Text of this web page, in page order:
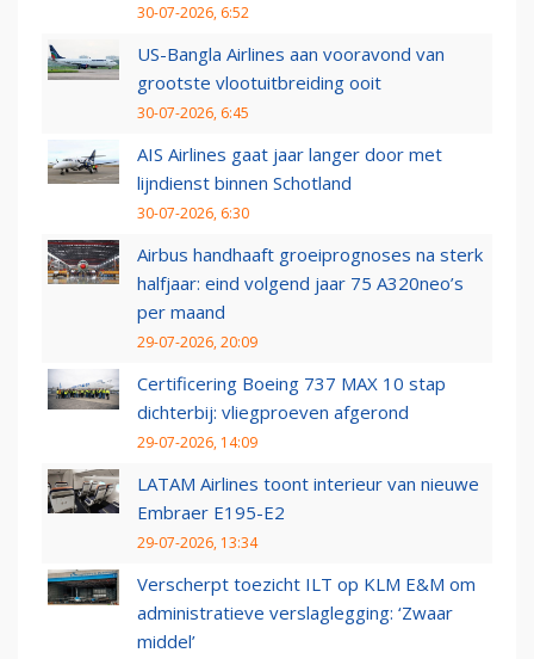
30-07-2026, 6:52
US-Bangla Airlines aan vooravond van
grootste vlootuitbreiding ooit
30-07-2026, 6:45
AIS Airlines gaat jaar langer door met
lijndienst binnen Schotland
30-07-2026, 6:30
Airbus handhaaft groeiprognoses na sterk
halfjaar: eind volgend jaar 75 A320neo’s
per maand
29-07-2026, 20:09
Certificering Boeing 737 MAX 10 stap
dichterbij: vliegproeven afgerond
29-07-2026, 14:09
LATAM Airlines toont interieur van nieuwe
Embraer E195-E2
29-07-2026, 13:34
Verscherpt toezicht ILT op KLM E&M om
administratieve verslaglegging: ‘Zwaar
middel’